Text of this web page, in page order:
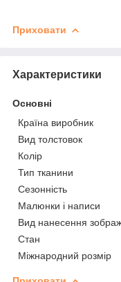
Приховати
Характеристики
Основні
Країна виробник
Вид толстовок
Колір
Тип тканини
Сезонність
Малюнки і написи
Вид нанесення
Стан
Міжнародний розмір